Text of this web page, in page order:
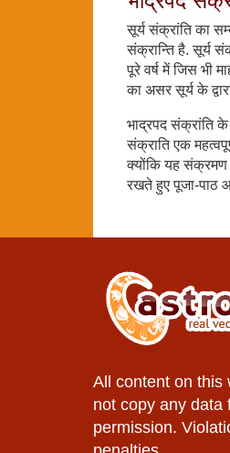
सूर्य संक्रांति का
संक्रान्ति है. सूर्य
पूरे वर्ष में जिस भी
का असर सूर्य के
भाद्रपद संक्रांति के
संक्राति एक
क्योंकि यह संक्रमण
रखते हुए पूजा-पाठ
All content on this
not copy any data
permission.